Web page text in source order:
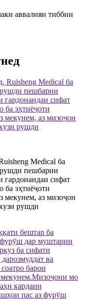
аввалияи тиббии
Medical ба
пешбарии
гардонандаи сифат
ба эҳтиёҷоти
мекунем, аз мизоҷон
рушди